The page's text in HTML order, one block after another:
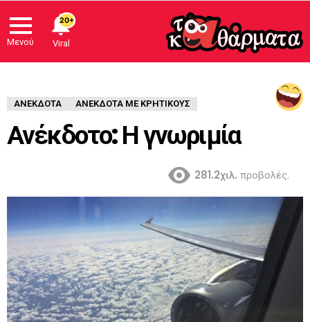
Μενού
ΑΝΈΚΔΟΤΑ ΑΝΕΚΔΟΤΑ ΜΕ ΚΡΗΤΙΚΟΥΣ
Ανέκδοτο: Η γνωριμία
281.2χιλ. προβολές.
20+
Viral